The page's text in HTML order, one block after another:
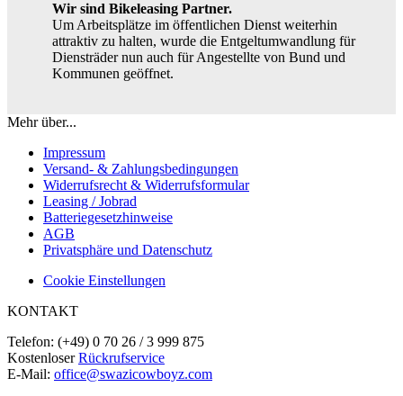
Wir sind Bikeleasing Partner.
Um Arbeitsplätze im öffentlichen Dienst weiterhin
attraktiv zu halten, wurde die Entgeltumwandlung für
Diensträder nun auch für Angestellte von Bund und
Kommunen geöffnet.
Mehr über...
Impressum
Versand- & Zahlungsbedingungen
Widerrufsrecht & Widerrufsformular
Leasing / Jobrad
Batteriegesetzhinweise
AGB
Privatsphäre und Datenschutz
Cookie Einstellungen
KONTAKT
Telefon: (+49) 0 70 26 / 3 999 875
KostenloserRückrufservice
E-Mail: office@swazicowboyz.com